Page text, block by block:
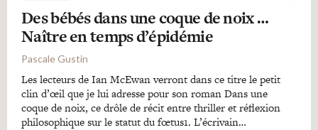
Des bébés dans une coque de noix …
Naître en temps d’épidémie
Pascale Gustin
Les lecteurs de Ian McEwan verront dans ce titre le petit
clin d’œil que je lui adresse pour son roman Dans une
coque de noix, ce drôle de récit entre thriller et réflexion
philosophique sur le statut du fœtus1. L’écrivain…